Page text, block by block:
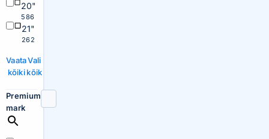
20"
586
21"
262
Vaata
kõiki
Vali
kõik
Premium
mark